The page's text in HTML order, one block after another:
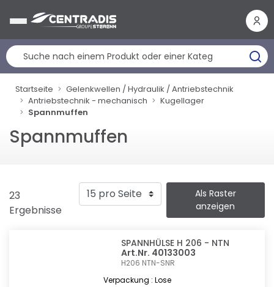
Startseite
Gelenkwellen / Hydraulik / Antriebstechnik
Antriebstechnik - mechanisch
Kugellager
Spannmuffen
Spannmuffen
23
Ergebnisse
Als Raster
anzeigen
SPANNHÜLSE H 206 - NTN
Art.Nr. 40133003
H206 NTN-SNR
Verpackung : Lose